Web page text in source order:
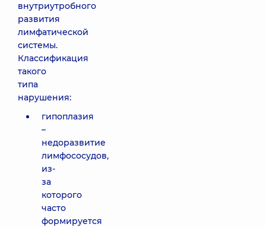
внутриутробного
развития
лимфатической
системы.
Классификация
такого
типа
нарушения:
гипоплазия
–
недоразвитие
лимфососудов,
из-
за
которого
часто
формируется